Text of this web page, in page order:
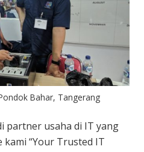
Bahar, Tangerang
partner usaha di IT yang
“Your Trusted IT